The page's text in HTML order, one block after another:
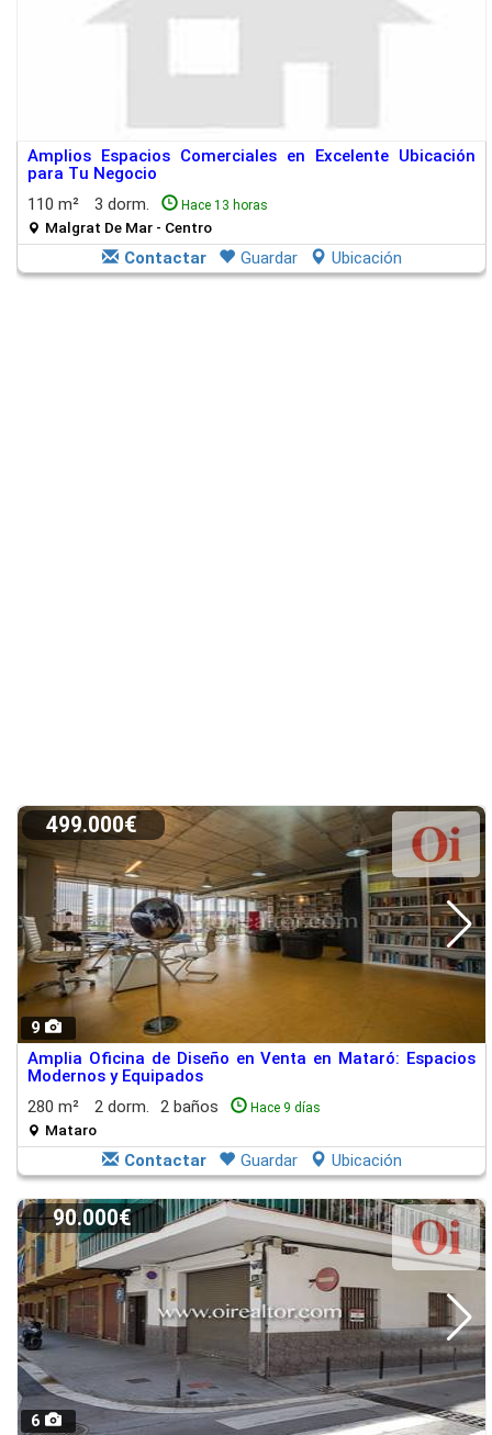
Amplios Espacios Comerciales en Excelente Ubicación
para Tu Negocio
110 m²
3 dorm. Hace 13 horas
Malgrat De Mar - Centro
Contactar Guardar Ubicación
9
499.000€
Amplia Oficina de Diseño en Venta en Mataró: Espacios
Modernos y Equipados
280 m²
2 dorm. 2 baños Hace 9 días
Mataro
Contactar Guardar Ubicación
6
90.000€